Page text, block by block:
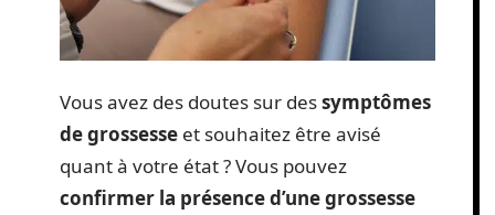
Vous avez des doutes sur dessymptômes
de grossesse et souhaitez être avisé
quant à votre état ? Vous pouvez
confirmer la présence d’une grossesse